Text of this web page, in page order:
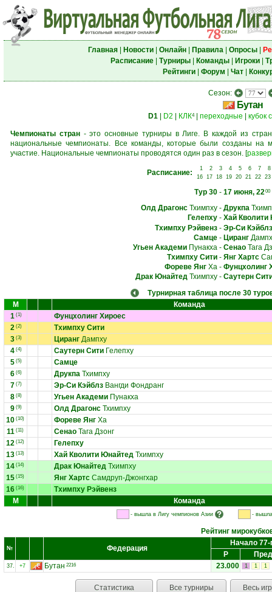
Главная| Новости| Онлайн| Правила| Опросы|
Расписание| Турниры| Команды| Игроки|
Рейтинги| Форум Чат|
Сезон:
Бутан
D1 D2 КЛК4| переходные кубок
Чемпионаты стран- это основные турниры в Лиге. В каждой из
национальные чемпионаты. Все команды, которые были созданы на
участие. Национальные чемпионаты проводятся один раз в сезон. [
Расписание: 1 2 3 4 5 6 7
8
16
17 18 19 20 21 22 23
Тур 30- 17 июня, 2200
Олд ДрагонсТхимпху- Друкпа
Гелепху- Хай Кволити
Тхимпху Рэйвенз- Эр-Си Кэйблз
Самце- Циранг
Угьен АкадемиПунакха- СенаоТага
Тхимпху Сити- Янг Хартс
Фореве ЯнгХа- Фунцхолинг
Драк ЮнайтедТхимпху- Саутерн
Турнирная таблица после 30
М
Команда
1 (1)
Фунцхолинг Хироес
2 (2)
Тхимпху Сити
3 (3) Циранг Дампху
4 (4) Саутерн Сити Гелепху
5 (5)
Самце
6 (6) Друкпа Тхимпху
7 (7) Эр-Си Кэйблз Вангди Фондранг
8 (8) Угьен Академи Пунакха
9 (9) Олд Драгонс Тхимпху
10 (10) Фореве Янг Ха
11 (11) Сенао Тага Дзонг
12 (12)
Гелепху
13 (13) Хай Кволити Юнайтед Тхимпху
14 (14) Драк Юнайтед Тхимпху
15 (15) Янг Хартс Самдруп-Джонгхар
16 (16)
Тхимпху Рэйвенз
М
Команда
- вышла в Лигу чемпионов Азии - вышла
Рейтинг
№ Федерация
Начало 77-
Р
37. +7 Бутан 2216 23.000 1 1 1
Статистика Все турниры Весь